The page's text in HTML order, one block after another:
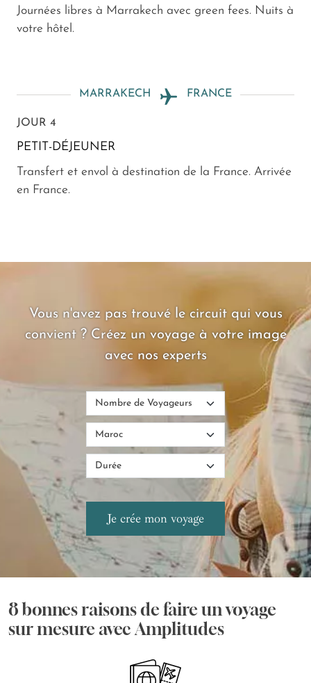
Journées libres à Marrakech avec green fees. Nuits à
votre hôtel.
MARRAKECH FRANCE
JOUR 4
PETIT-DÉJEUNER
Transfert et envol à destination de la France. Arrivée
en France.
Vous n'avez pas trouvé le circuit qui vous
convient ? Créez un voyage à votre image
avec nos experts
8 bonnes raisons de faire un voyage
sur mesure avec Amplitudes